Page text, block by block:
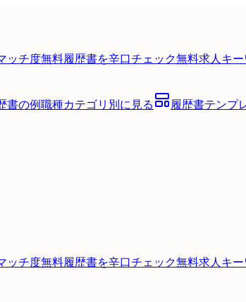
ッチ度無料履歴書を辛口チェック無料求人キ
書の例職種カテゴリ別に見る 履歴書テンプ
ッチ度無料履歴書を辛口チェック無料求人キ